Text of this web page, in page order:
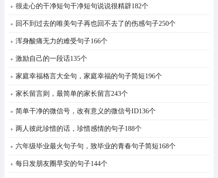
很走心的干净短句干净短句说说很精辟182个
回不到过去的唯美句子再也回不去了的伤感句子250个
浑身酸痛无力的难受句子166个
激励自己的一段话135个
家庭幸福格言大全句，家庭幸福的句子简短196个
家长留言则，最简单的家长留言243个
简单干净的微信号，改有意义的微信号ID136个
两人彼此珍惜的话，珍惜感情的句子188个
六年级毕业最火句子句，致毕业的青春句子简短168个
每日发朋友圈早安的句子144个